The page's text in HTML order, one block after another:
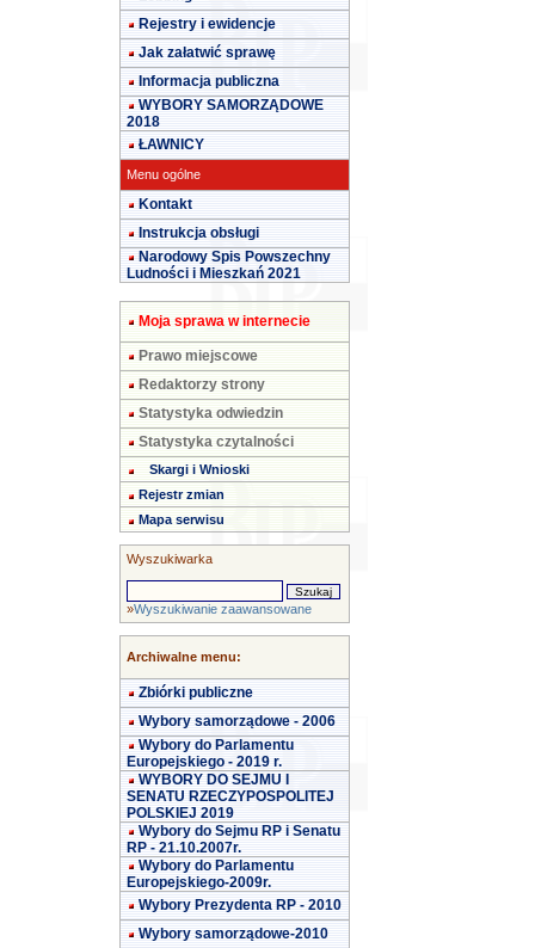
Rejestry i ewidencje
Jak załatwić sprawę
Informacja publiczna
WYBORY SAMORZĄDOWE
2018
ŁAWNICY
Menu ogólne
Kontakt
Instrukcja obsługi
Narodowy Spis Powszechny
Ludności i Mieszkań 2021
Moja sprawa w internecie
Prawo miejscowe
Redaktorzy strony
Statystyka odwiedzin
Statystyka czytalności
Skargi i Wnioski
Rejestr zmian
Mapa serwisu
Wyszukiwarka
»Wyszukiwanie zaawansowane
Archiwalne menu:
Zbiórki publiczne
Wybory samorządowe - 2006
Wybory do Parlamentu
Europejskiego - 2019 r.
WYBORY DO SEJMU I
SENATU RZECZYPOSPOLITEJ
POLSKIEJ 2019
Wybory do Sejmu RP i Senatu
RP - 21.10.2007r.
Wybory do Parlamentu
Europejskiego-2009r.
Wybory Prezydenta RP - 2010
Wybory samorządowe-2010